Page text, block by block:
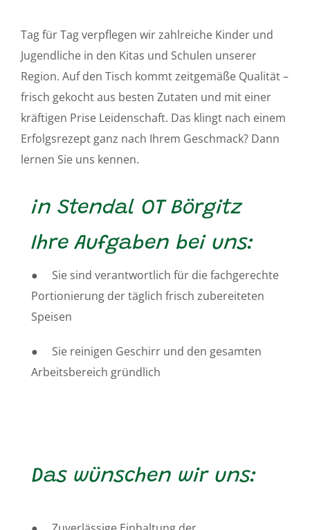
Tag für Tag verpflegen wir zahlreiche Kinder und
Jugendliche in den Kitas und Schulen unserer
Region. Auf den Tisch kommt zeitgemäße Qualität –
frisch gekocht aus besten Zutaten und mit einer
kräftigen Prise Leidenschaft. Das klingt nach einem
Erfolgsrezept ganz nach Ihrem Geschmack? Dann
lernen Sie uns kennen.
in Stendal OT Börgitz
Ihre Aufgaben bei uns:
● Sie sind verantwortlich für die fachgerechte
Portionierung der täglich frisch zubereiteten
Speisen
● Sie reinigen Geschirr und den gesamten
Arbeitsbereich gründlich
Das wünschen wir uns: